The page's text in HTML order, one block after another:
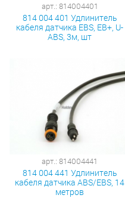
арт.: 814004401
814 004 401 Удлинитель
кабеля датчика EBS, EB+, U-
ABS, 3м, шт
арт.: 814004441
814 004 441 Удлинитель
кабеля датчика ABS/EBS, 14
метров